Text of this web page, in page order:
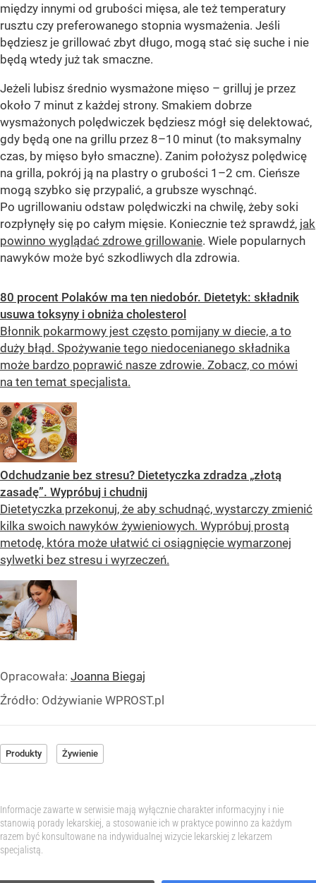
między innymi od grubości mięsa, ale też temperatury
rusztu czy preferowanego stopnia wysmażenia. Jeśli
będziesz je grillować zbyt długo, mogą stać się suche i nie
będą wtedy już tak smaczne.
Jeżeli lubisz średnio wysmażone mięso – grilluj je przez
około 7 minut z każdej strony. Smakiem dobrze
wysmażonych polędwiczek będziesz mógł się delektować,
gdy będą one na grillu przez 8–10 minut (to maksymalny
czas, by mięso było smaczne). Zanim położysz polędwicę
na grilla, pokrój ją na plastry o grubości 1–2 cm. Cieńsze
mogą szybko się przypalić, a grubsze wyschnąć.
Po ugrillowaniu odstaw polędwiczki na chwilę, żeby soki
rozpłynęły się po całym mięsie. Koniecznie też sprawdź, jak
powinno wyglądać zdrowe grillowanie. Wiele popularnych
nawyków może być szkodliwych dla zdrowia.
80 procent Polaków ma ten niedobór. Dietetyk: składnik
usuwa toksyny i obniża cholesterol
Błonnik pokarmowy jest często pomijany w diecie, a to
duży błąd. Spożywanie tego niedocenianego składnika
może bardzo poprawić nasze zdrowie. Zobacz, co mówi
na ten temat specjalista.
Odchudzanie bez stresu? Dietetyczka zdradza „złotą
zasadę”. Wypróbuj i chudnij
Dietetyczka przekonuj, że aby schudnąć, wystarczy zmienić
kilka swoich nawyków żywieniowych. Wypróbuj prostą
metodę, która może ułatwić ci osiągnięcie wymarzonej
sylwetki bez stresu i wyrzeczeń.
Opracowała: Joanna Biegaj
Źródło: Odżywianie WPROST.pl
Produkty Żywienie
Informacje zawarte w serwisie mają wyłącznie charakter informacyjny i nie
stanowią porady lekarskiej, a stosowanie ich w praktyce powinno za każdym
razem być konsultowane na indywidualnej wizycie lekarskiej z lekarzem
specjalistą.